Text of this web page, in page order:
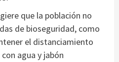
que la población no
de bioseguridad, como
el distanciamiento
agua y jabón